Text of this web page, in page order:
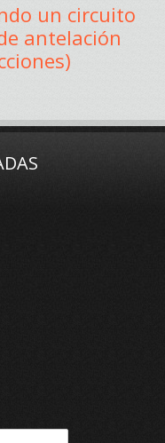
un circuito
antelación